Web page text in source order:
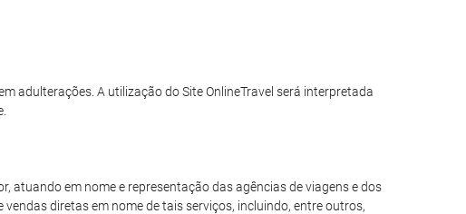
adulterações. A utilização do Site OnlineTravel será interpretada
atuando em nome e representação das agências de viagens e dos
diretas em nome de tais serviços, incluindo, entre outros,